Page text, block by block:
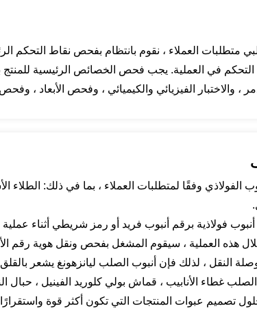
متطلبات العملاء ، نقوم بانتظام بفحص نقاط التحكم
في العملية. يجب فحص الخصائص الرئيسية للمنتج
، والاختبار الفيزيائي والكيميائي ، وفحص الأبعاد
الفولاذي وفقًا لمتطلبات العملاء ، بما في ذلك: الطلاء
أنبوب فولاذية برقم أنبوب فريد أو رمز شريطي أثناء
العملية ، سيقوم المشغل بفحص ونقل هوية رقم
النقل ، لذلك فإن أنبوب الصلب ليانزهونغ يشعر
الصلب غطاء الأنابيب ، قماش بولي كلوريد الفينيل ، حبال
تصميم عبوات المنتجات التي تكون أكثر قوة واستقرارًا